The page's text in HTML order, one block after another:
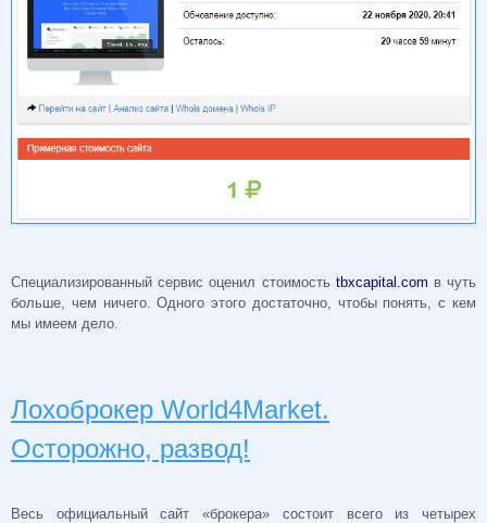
Специализированный сервис оценил стоимость tbxcapital.com в чуть
больше, чем ничего. Одного этого достаточно, чтобы понять, с кем
мы имеем дело.
Лохоброкер World4Market.
Осторожно, развод!
Весь официальный сайт «брокера» состоит всего из четырех